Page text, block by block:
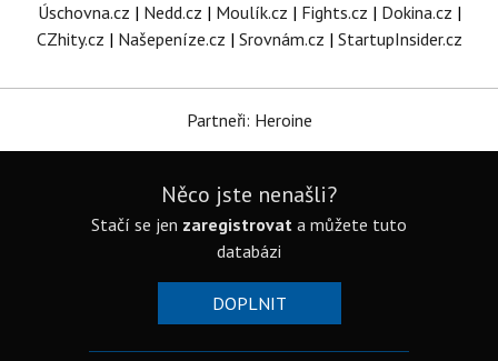
Úschovna.cz | Nedd.cz | Moulík.cz | Fights.cz | Dokina.cz |
CZhity.cz | Našepeníze.cz | Srovnám.cz | StartupInsider.cz
Partneři: Heroine
Něco jste nenašli?
Stačí se jen zaregistrovat a můžete tuto
databázi
DOPLNIT